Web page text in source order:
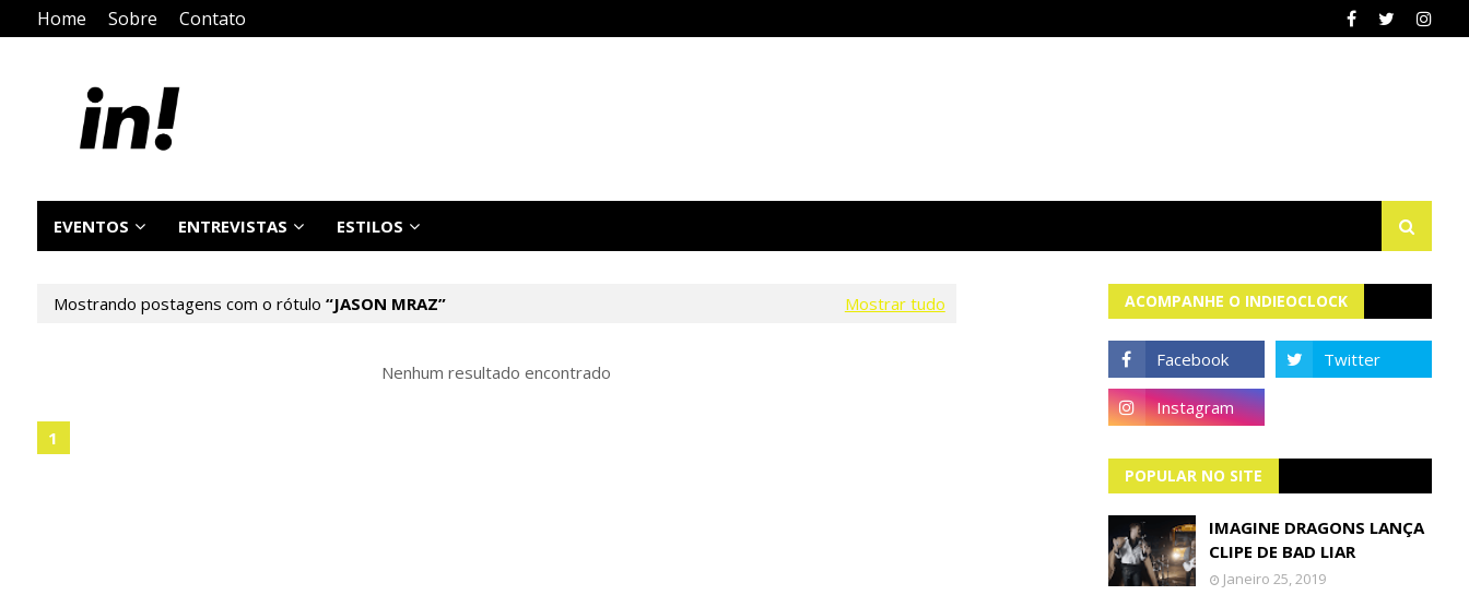
Home Sobre Contato
EVENTOS ENTREVISTAS ESTILOS
Mostrando postagens com o rótulo JASON MRAZ Mostrar tudo
Nenhum resultado encontrado
1
ACOMPANHE O INDIEOCLOCK
POPULAR NO SITE
IMAGINE DRAGONS LANÇA
CLIPE DE BAD LIAR
Janeiro 25, 2019